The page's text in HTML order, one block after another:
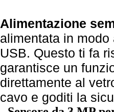
Alimentazione
alimentata in
USB. Questo ti fa
garantisce un
direttamente al
cavo e goditi la